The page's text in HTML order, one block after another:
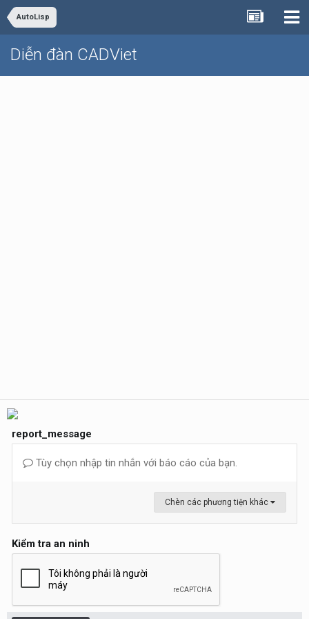
AutoLisp
Diễn đàn CADViet
report_message
Tùy chọn nhập tin nhắn với báo cáo của bạn.
Chèn các phương tiện khác
Kiểm tra an ninh